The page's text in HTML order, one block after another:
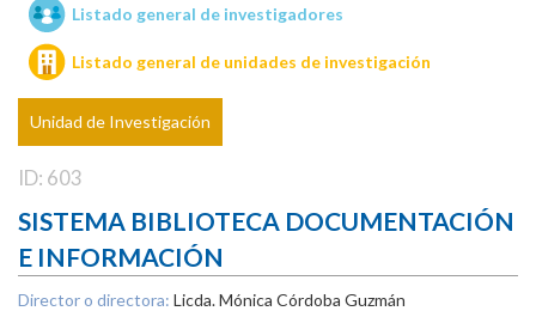
Unidades de investigación
Listado general de investigadores
Listado general de unidades de investigación
Unidad de Investigación
ID: 603
SISTEMA BIBLIOTECA DOCUMENTACIÓN
E INFORMACIÓN
Director o directora: Licda. Mónica Córdoba Guzmán